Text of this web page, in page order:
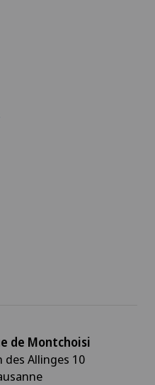
de Montchoisi
des Allinges 10